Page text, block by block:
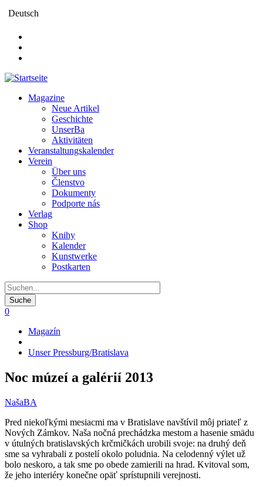
Direkt
Deutsch
navigation
Magazine
Neue Artikel
Geschichte
UnserBa
Aktivitäten
Veranstaltungskalender
Verein
Über uns
Členstvo
Dokumenty
Podporte nás
Verlag
Shop
Knihy
Kalender
Kunstwerke
Postkarten
0
Pfadnavigation
Magazín
Unser Pressburg/Bratislava
Noc múzeí a galérií 2013
NašaBA
Pred niekoľkými mesiacmi ma v Bratislave navštívil môj priateľ z
Nových Zámkov. Naša nočná prechádzka mestom a hasenie smädu
v útulných bratislavských krčmičkách urobili svoje: na druhý deň
sme sa vyhrabali z postelí okolo poludnia. Na celodenný výlet už
bolo neskoro, a tak sme po obede zamierili na hrad. Kvitoval som,
že jeho interiéry konečne opäť sprístupnili verejnosti.